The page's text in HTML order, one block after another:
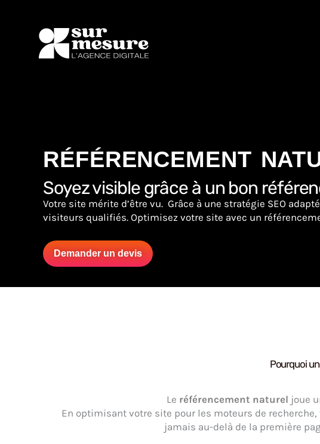
RÉFÉRENCEMENT
Soyez visible grâce à un bon
Votre site mérite d’être vu. Grâce à une stratégie SEO
visiteurs qualifiés. Optimisez votre site avec un
Demander un devis
Pourquoi
Le référencement naturel joue
En optimisant votre site pour les moteurs de recherche,
jamais au-delà de la première